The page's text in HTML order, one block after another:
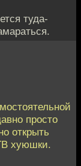
туда-
просто
открыть
хуюшки.